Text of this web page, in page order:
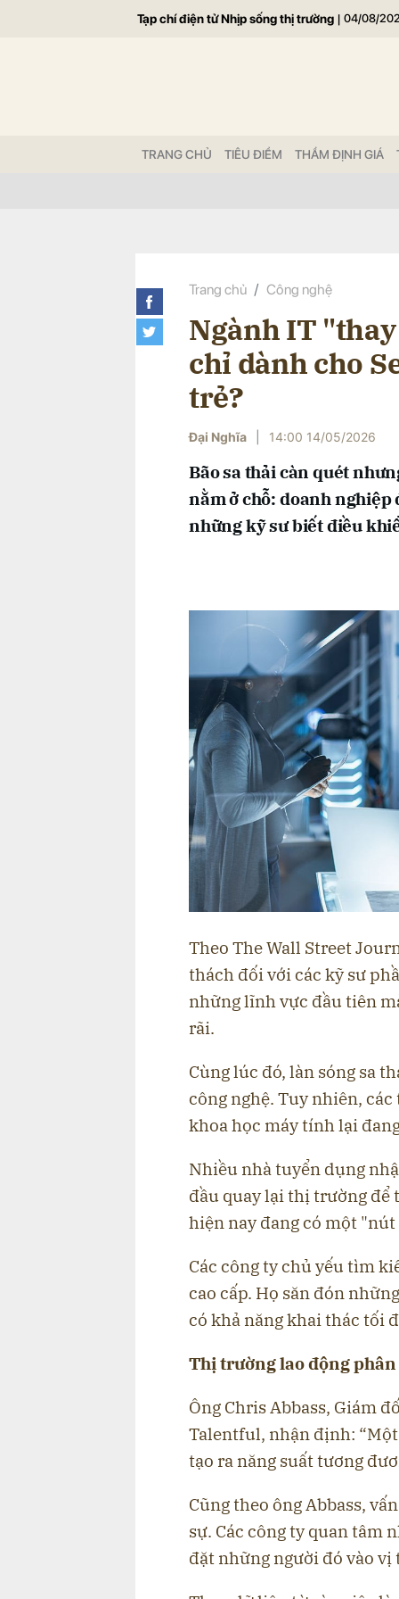
Tạp chí điện tử Nhịp sống thị trường | 04/08/
TRANG CHỦ TIÊU ĐIỂM THẨM ĐỊNH GIÁ
Trang chủ Công nghệ
Ngành IT
chỉ dành cho
trẻ?
Đại Nghĩa 14:00 14/05/2026
Bão sa thải càn quét
nằm ở chỗ: doanh
những kỹ sư biết điều
Theo The Wall Street
thách đối với các kỹ sư
những lĩnh vực đầu tiên
rãi.
Cùng lúc đó, làn sóng sa
công nghệ. Tuy nhiên,
khoa học máy tính lại
Nhiều nhà tuyển dụng
đầu quay lại thị trường
hiện nay đang có một
Các công ty chủ yếu tìm
cao cấp. Họ săn đón
có khả năng khai thác tối
Thị trường lao động
Ông Chris Abbass, Giám
Talentful, nhận định:
tạo ra năng suất tương
Cũng theo ông Abbass,
sự. Các công ty quan tâm
đặt những người đó vào